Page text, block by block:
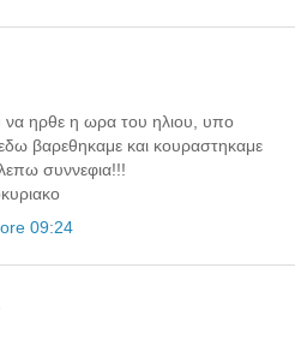
να ηρθε η ωρα του ηλιου, υπο
εδω βαρεθηκαμε και κουραστηκαμε
συννεφια!!!
09:24